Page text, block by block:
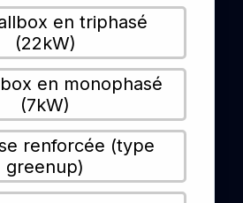
en triphasé
(22kW)
en monophasé
(7kW)
renforcée (type
greenup)